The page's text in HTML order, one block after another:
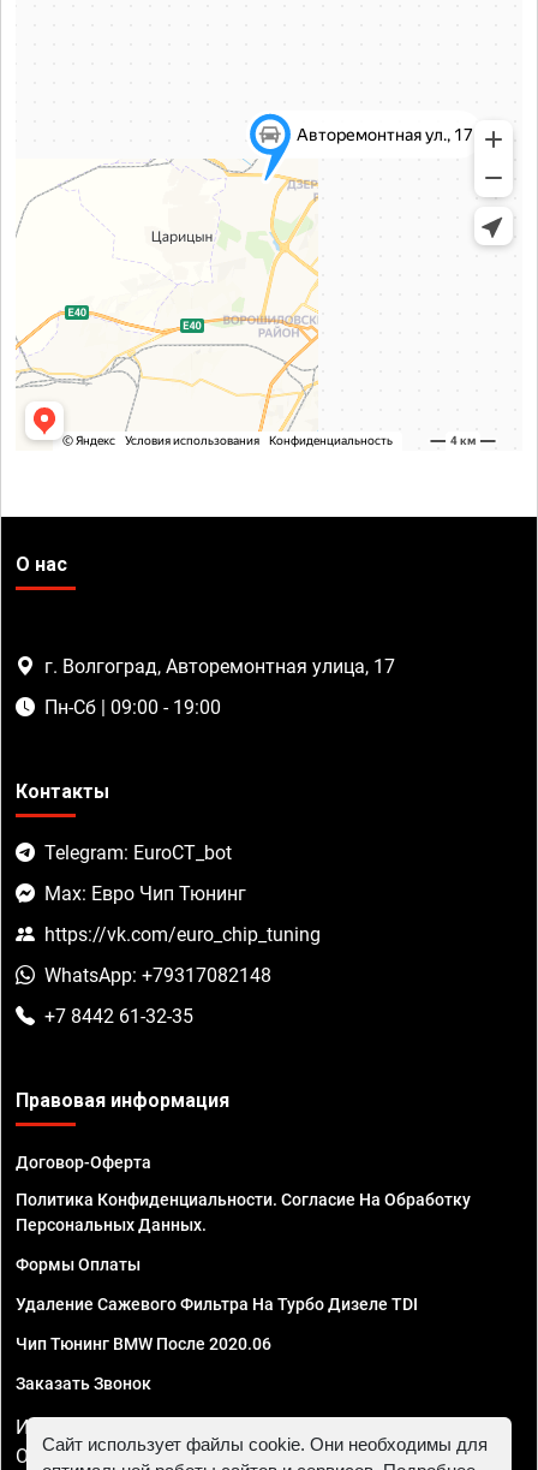
О нас
г. Волгоград, Авторемонтная улица, 17
Пн-Сб | 09:00 - 19:00
Контакты
Telegram: EuroCT_bot
Max: Евро Чип Тюнинг
https://vk.com/euro_chip_tuning
WhatsApp: +79317082148
+7 8442 61-32-35
Правовая информация
Договор-Оферта
Политика Конфиденциальности. Согласие На Обработку
Персональных Данных.
Формы Оплаты
Удаление Сажевого Фильтра На Турбо Дизеле TDI
Чип Тюнинг BMW После 2020.06
Заказать Звонок
ИП Смирнов Георгий Павлович. ИНН 781302555843,
ОГРНИП 324470400032610
Сайт использует файлы cookie. Они необходимы для